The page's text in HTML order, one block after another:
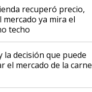
recuperó precio,
mercado ya mira el
techo
la decisión que puede
el mercado de la carne